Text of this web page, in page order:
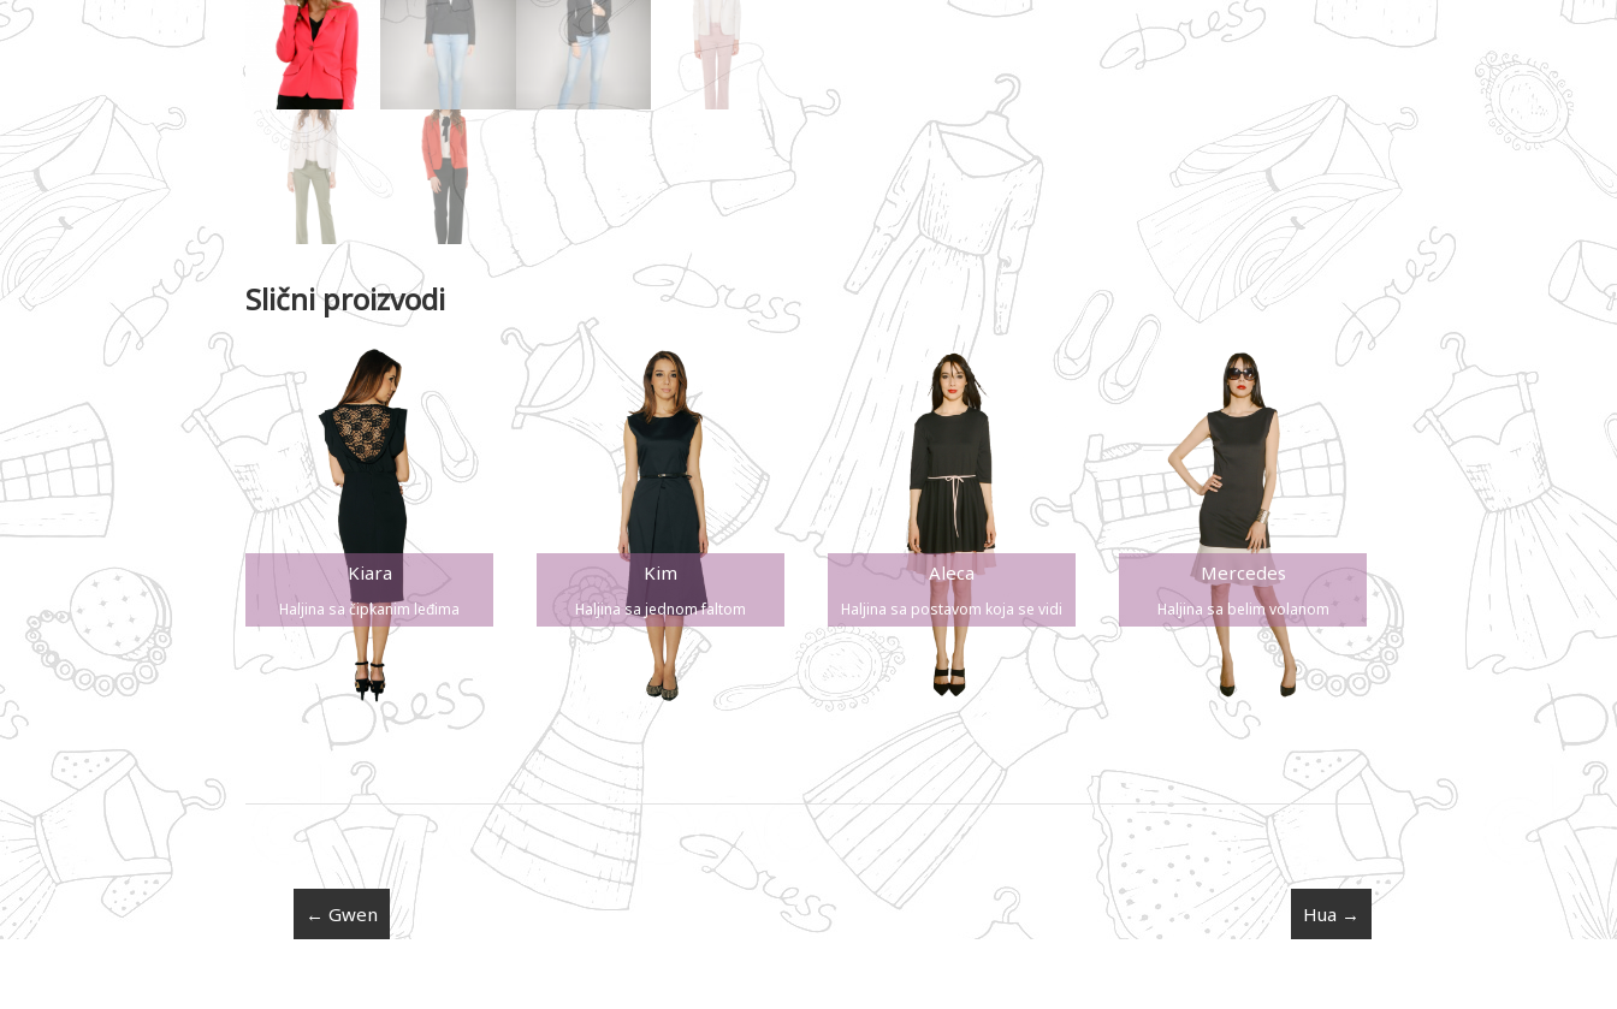
Slični proizvodi
Kiara
Haljina sa čipkanim leđima
Kim
Haljina sa jednom faltom
Aleca
Haljina sa postavom koja se vidi
Mercedes
Haljina sa belim volanom
← Gwen Hua →